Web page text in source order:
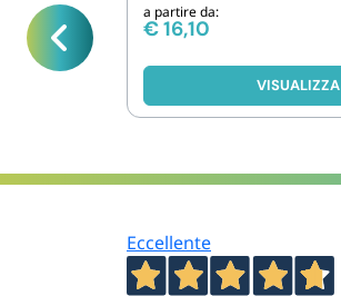
a partire da:
€16,10
VISUALIZZA
Eccellente